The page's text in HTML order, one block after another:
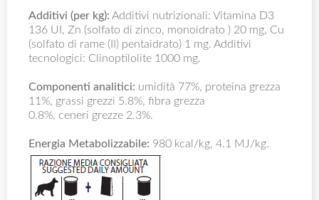
Additivi (per kg): Additivi nutrizionali: Vitamina D3
136 UI, Zn (solfato di zinco, monoidrato ) 20 mg, Cu
(solfato di rame (II) pentaidrato) 1 mg. Additivi
tecnologici: Clinoptilolite 1000 mg.
Componenti analitici: umidità 77%, proteina grezza
11%, grassi grezzi 5.8%, fibra grezza
0.8%, ceneri grezze 2.3%.
Energia Metabolizzabile: 980 kcal/kg, 4.1 MJ/kg.